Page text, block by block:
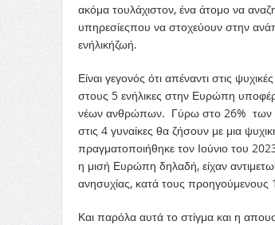
ακόμα τουλάχιστον,ένα άτομονα
υπηρεσίεςπου να στοχεύουνστην
ενήλικήζωή.
Είναι γεγονός ότι απέναντιστις
στους 5 ενήλικες στην Ευρώπη
νέων ανθρώπων. Γύρω στο 26% των
στις 4 γυναίκες θα ζήσουν με μια
πραγματοποιήθηκε τον Ιούνιο του
η μισή Ευρώπη δηλαδή, είχαν
ανησυχίας, κατά τους προηγούμενους
Και παρόλα αυτά το στίγμα και η